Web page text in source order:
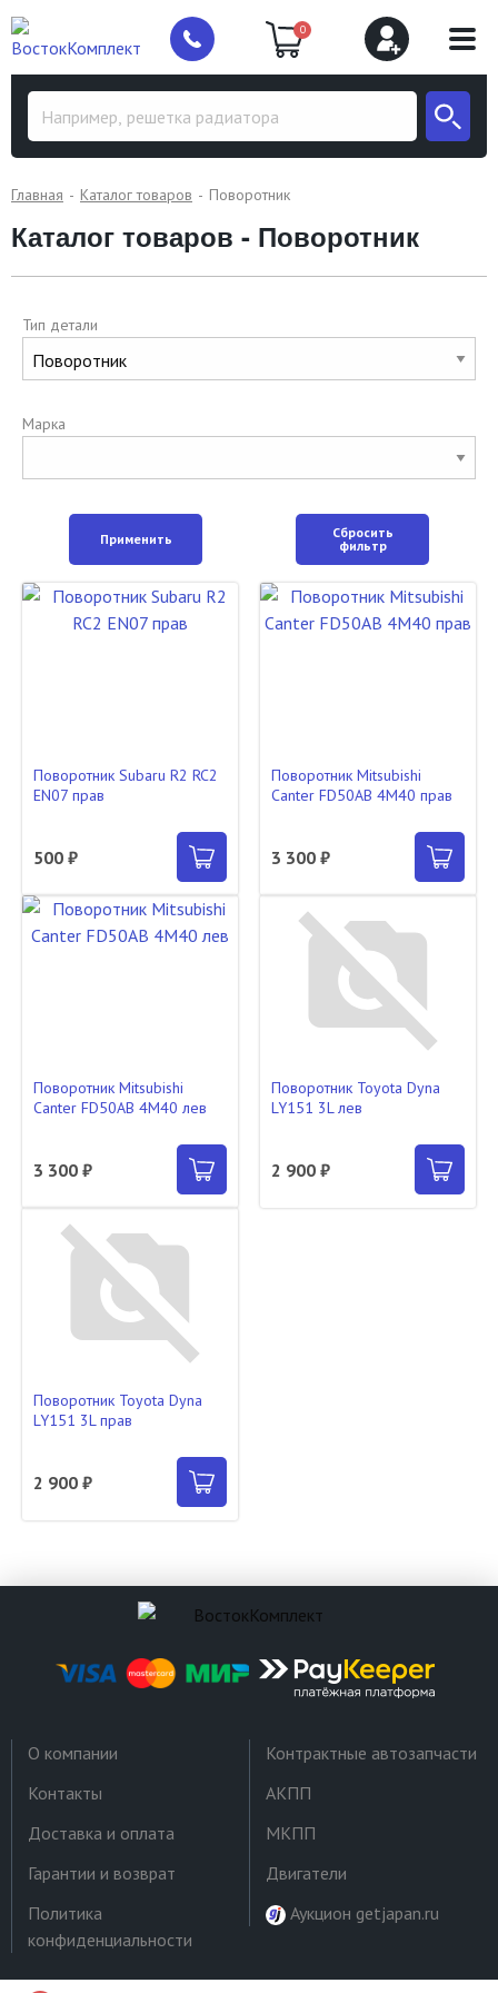
0
Главная Каталог товаров Поворотник
Каталог товаров - Поворотник
Тип детали
Марка
Применить
Сбросить
фильтр
Поворотник Subaru R2 RC2
EN07 прав
500 ₽
Поворотник Mitsubishi
Canter FD50AB 4M40 прав
3 300 ₽
Поворотник Mitsubishi
Canter FD50AB 4M40 лев
3 300 ₽
Поворотник Toyota Dyna
LY151 3L лев
2 900 ₽
Поворотник Toyota Dyna
LY151 3L прав
2 900 ₽
О компании
Контакты
Доставка и оплата
Гарантии и возврат
Политика
конфиденциальности
Контрактные автозапчасти
АКПП
МКПП
Двигатели
Аукцион getjapan.ru